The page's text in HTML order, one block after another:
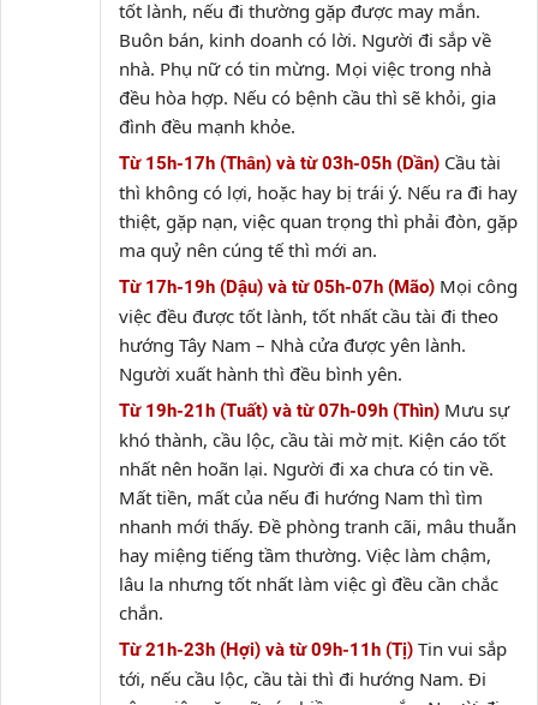
tốt lành, nếu đi thường gặp được may mắn.
Buôn bán, kinh doanh có lời. Người đi sắp về
nhà. Phụ nữ có tin mừng. Mọi việc trong nhà
đều hòa hợp. Nếu có bệnh cầu thì sẽ khỏi, gia
đình đều mạnh khỏe.
Từ 15h-17h (Thân) và từ 03h-05h (Dần) Cầu tài
thì không có lợi, hoặc hay bị trái ý. Nếu ra đi hay
thiệt, gặp nạn, việc quan trọng thì phải đòn, gặp
ma quỷ nên cúng tế thì mới an.
Từ 17h-19h (Dậu) và từ 05h-07h (Mão) Mọi công
việc đều được tốt lành, tốt nhất cầu tài đi theo
hướng Tây Nam – Nhà cửa được yên lành.
Người xuất hành thì đều bình yên.
Từ 19h-21h (Tuất) và từ 07h-09h (Thìn) Mưu sự
khó thành, cầu lộc, cầu tài mờ mịt. Kiện cáo tốt
nhất nên hoãn lại. Người đi xa chưa có tin về.
Mất tiền, mất của nếu đi hướng Nam thì tìm
nhanh mới thấy. Đề phòng tranh cãi, mâu thuẫn
hay miệng tiếng tầm thường. Việc làm chậm,
lâu la nhưng tốt nhất làm việc gì đều cần chắc
chắn.
Từ 21h-23h (Hợi) và từ 09h-11h (Tị) Tin vui sắp
tới, nếu cầu lộc, cầu tài thì đi hướng Nam. Đi